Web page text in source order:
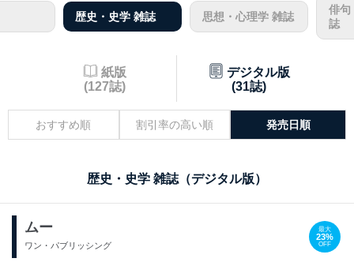
歴史・史学 雑誌 思想・心理学 雑誌
俳句
誌
紙版
(127誌)
デジタル版
(31誌)
おすすめ順 割引率の高い順 発売日順
歴史・史学 雑誌（デジタル版）
ムー
ワン・パブリッシング
最大
23%
OFF